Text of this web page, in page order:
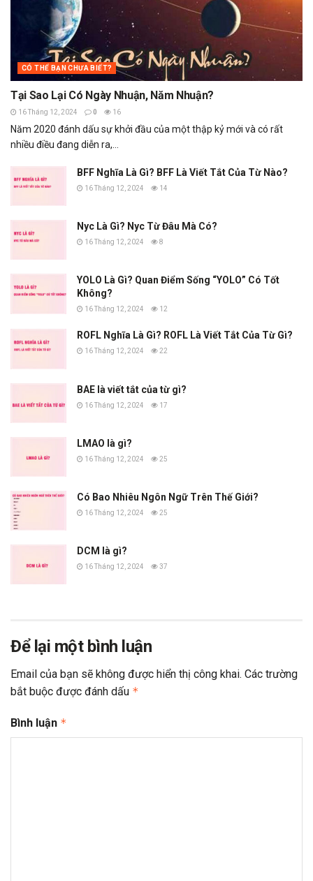
CÓ THỂ BẠN CHƯA BIẾT?
Tại Sao Lại Có Ngày Nhuận, Năm Nhuận?
16 Tháng 12, 2024 0 16
Năm 2020 đánh dấu sự khởi đầu của một thập kỷ mới và có rất
nhiều điều đang diễn ra,...
BFF Nghĩa Là Gì? BFF Là Viết Tắt Của Từ Nào?
16 Tháng 12, 2024 14
Nyc Là Gì? Nyc Từ Đâu Mà Có?
16 Tháng 12, 2024 8
YOLO Là Gì? Quan Điểm Sống “YOLO” Có Tốt
Không?
16 Tháng 12, 2024 12
ROFL Nghĩa Là Gì? ROFL Là Viết Tắt Của Từ Gì?
16 Tháng 12, 2024 22
BAE là viết tắt của từ gì?
16 Tháng 12, 2024 17
LMAO là gì?
16 Tháng 12, 2024 25
Có Bao Nhiêu Ngôn Ngữ Trên Thế Giới?
16 Tháng 12, 2024 25
DCM là gì?
16 Tháng 12, 2024 37
Để lại một bình luận
Email của bạn sẽ không được hiển thị công khai. Các trường
bắt buộc được đánh dấu *
Bình luận *